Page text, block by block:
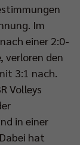
Im
einer 2:0-
verloren den
3:1 nach.
Volleys
in einer
hat